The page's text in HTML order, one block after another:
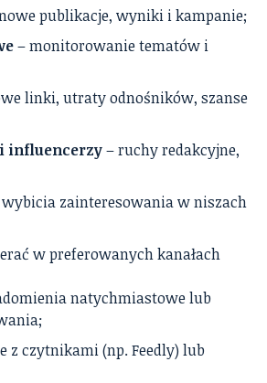
publikacje, wyniki i kampanie;
– monitorowanie tematów i
linki, utraty odnośników, szanse
influencerzy– ruchy redakcyjne,
wybicia zainteresowania w niszach
w preferowanych kanałach
natychmiastowe lub
z czytnikami (np. Feedly) lub